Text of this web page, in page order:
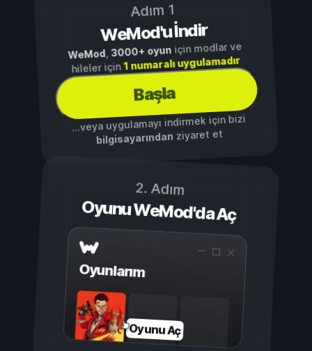
Adım 1
WeMod'u İndir
WeMod,3000+ oyuniçin modlar ve
hileler için1 numaralı uygulamadır
Başla
...veya uygulamayı indirmek için bizi
bilgisayarından ziyaret et
2. Adım
Oyunu WeMod'da Aç
Oyunlarım
Oyunu Aç